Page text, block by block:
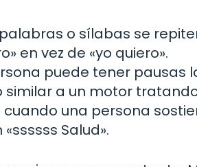
o sílabas se
en vez de «yo quiero».
puede tener pausas
a un motor
cuando una persona
Salud».